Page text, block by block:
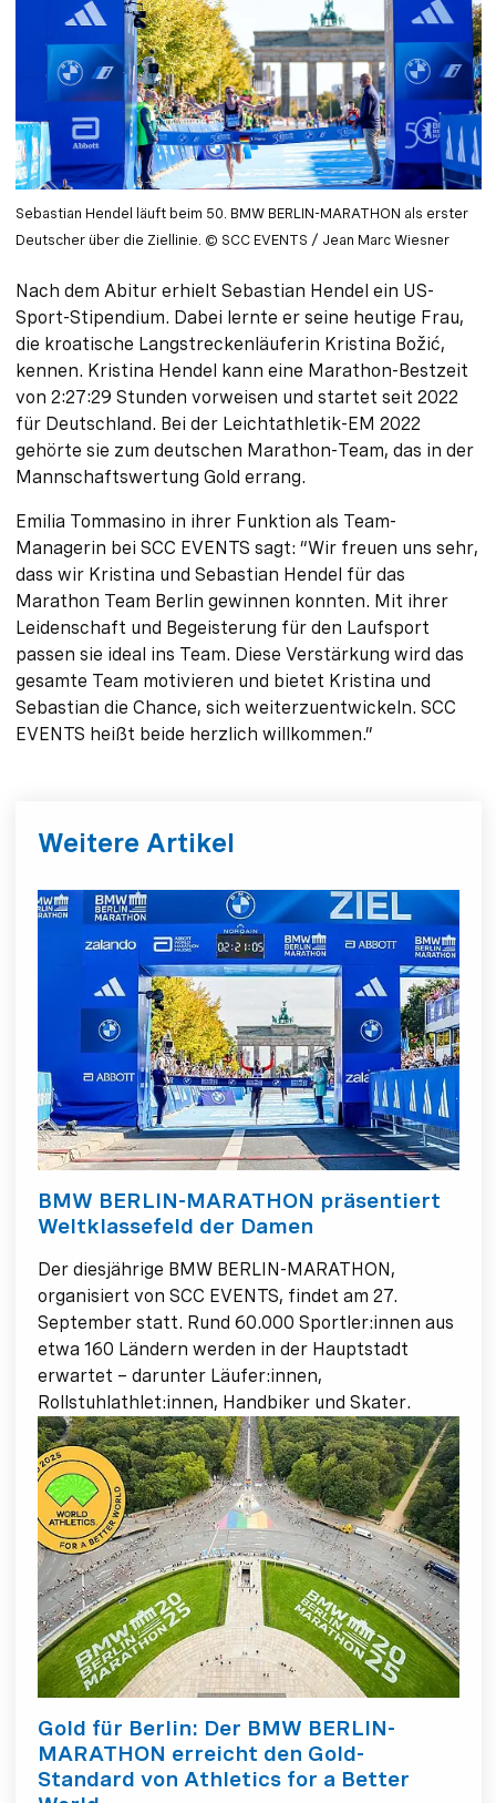
Sebastian Hendel läuft beim 50. BMW BERLIN-MARATHON als erster
Deutscher über die Ziellinie. © SCC EVENTS / Jean Marc Wiesner
Nach dem Abitur erhielt Sebastian Hendel ein US-
Sport-Stipendium. Dabei lernte er seine heutige Frau,
die kroatische Langstreckenläuferin Kristina Božić,
kennen. Kristina Hendel kann eine Marathon-Bestzeit
von 2:27:29 Stunden vorweisen und startet seit 2022
für Deutschland. Bei der Leichtathletik-EM 2022
gehörte sie zum deutschen Marathon-Team, das in der
Mannschaftswertung Gold errang.
Emilia Tommasino in ihrer Funktion als Team-
Managerin bei SCC EVENTS sagt: “Wir freuen uns sehr,
dass wir Kristina und Sebastian Hendel für das
Marathon Team Berlin gewinnen konnten. Mit ihrer
Leidenschaft und Begeisterung für den Laufsport
passen sie ideal ins Team. Diese Verstärkung wird das
gesamte Team motivieren und bietet Kristina und
Sebastian die Chance, sich weiterzuentwickeln. SCC
EVENTS heißt beide herzlich willkommen.”
Weitere Artikel
BMW BERLIN-MARATHON präsentiert
Weltklassefeld der Damen
Der diesjährige BMW BERLIN-MARATHON,
organisiert von SCC EVENTS, findet am 27.
September statt. Rund 60.000 Sportler:innen aus
etwa 160 Ländern werden in der Hauptstadt
erwartet – darunter Läufer:innen,
Rollstuhlathlet:innen, Handbiker und Skater.
Gold für Berlin: Der BMW BERLIN-
MARATHON erreicht den Gold-
Standard von Athletics for a Better